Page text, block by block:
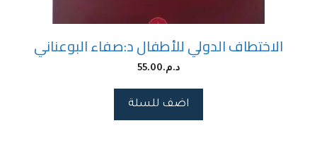
الاختطاف الدولي للأطفال د:صفاء البوعناني
د.م.55.00
اضف للسلة